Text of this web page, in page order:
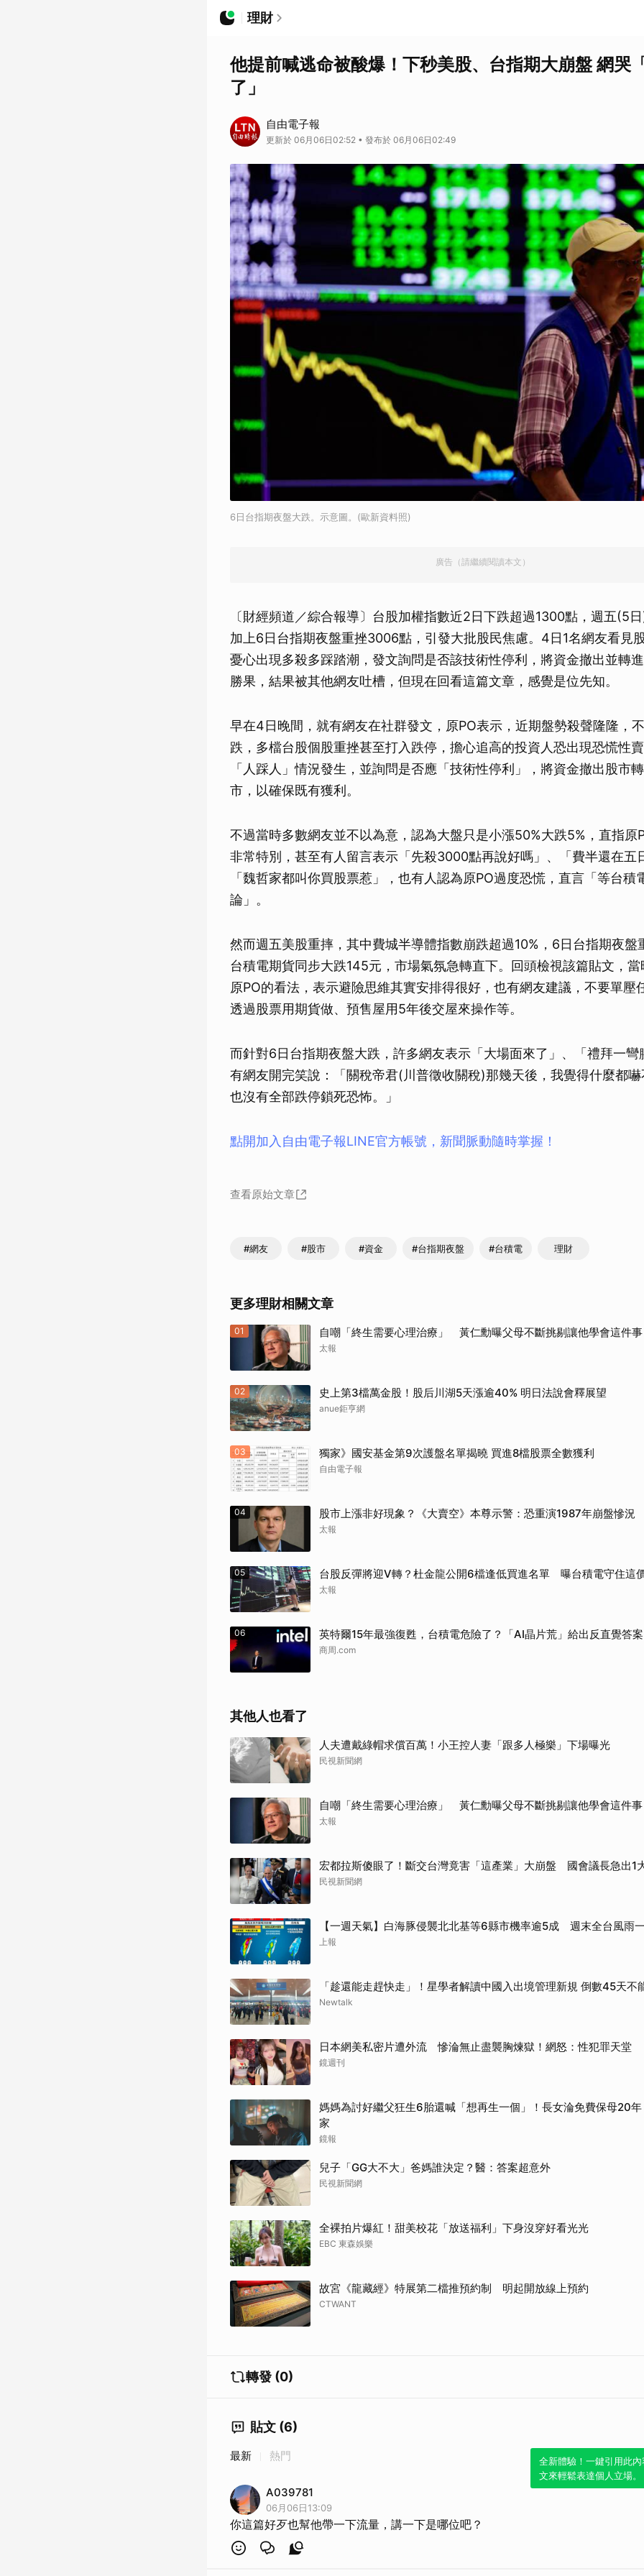
理財
他提前喊逃命被酸爆！下秒美股、台指期大崩盤 網哭
了」
自由電子報
更新於 06月06日02:52 • 發布於 06月06日02:49
6日台指期夜盤大跌。示意圖。(歐新資料照)
廣告（請繼續閱讀本文）
〔財經頻道／綜合報導〕台股加權指數近2日下跌超過1300點，週五(5
加上6日台指期夜盤重挫3006點，引發大批股民焦慮。4日1名網友看見
憂心出現多殺多踩踏潮，發文詢問是否該技術性停利，將資金撤出並轉
勝果，結果被其他網友吐槽，但現在回看這篇文章，感覺是位先知。
早在4日晚間，就有網友在社群發文，原PO表示，近期盤勢殺聲隆隆，
跌，多檔台股個股重挫甚至打入跌停，擔心追高的投資人恐出現恐慌性
「人踩人」情況發生，並詢問是否應「技術性停利」，將資金撤出股市
市，以確保既有獲利。
不過當時多數網友並不以為意，認為大盤只是小漲50%大跌5%，直指原
非常特別，甚至有人留言表示「先殺3000點再說好嗎」、「費半還在五
「魏哲家都叫你買股票惹」，也有人認為原PO過度恐慌，直言「等台積
論」。
然而週五美股重摔，其中費城半導體指數崩跌超過10%，6日台指期夜盤
台積電期貨同步大跌145元，市場氣氛急轉直下。回頭檢視該篇貼文，當
原PO的看法，表示避險思維其實安排得很好，也有網友建議，不要單壓
透過股票用期貨做、預售屋用5年後交屋來操作等。
而針對6日台指期夜盤大跌，許多網友表示「大場面來了」、「禮拜一彎
有網友開完笑說：「關稅帝君(川普徵收關稅)那幾天後，我覺得什麼都
也沒有全部跌停鎖死恐怖。」
點開加入自由電子報LINE官方帳號，新聞脈動隨時掌握！
查看原始文章
#網友 #股市 #資金 #台指期夜盤 #台積電 理財
更多理財相關文章
01 自嘲「終生需要心理治療」 黃仁勳曝父母不斷挑剔讓他學會這件事
太報
02 史上第3檔萬金股！股后川湖5天漲逾40% 明日法說會釋展望
anue鉅亨網
03 獨家》國安基金第9次護盤名單揭曉 買進8檔股票全數獲利
自由電子報
04 股市上漲非好現象？《大賣空》本尊示警：恐重演1987年崩盤慘況
太報
05 台股反彈將迎V轉？杜金龍公開6檔逢低買進名單 曝台積電守住這
太報
06 英特爾15年最強復甦，台積電危險了？「AI晶片荒」給出反直覺答案
商周.com
其他人也看了
人夫遭戴綠帽求償百萬！小王控人妻「跟多人極樂」下場曝光
民視新聞網
自嘲「終生需要心理治療」 黃仁勳曝父母不斷挑剔讓他學會這件事
太報
宏都拉斯傻眼了！斷交台灣竟害「這產業」大崩盤 國會議長急出1
民視新聞網
【一週天氣】白海豚侵襲北北基等6縣市機率逾5成 週末全台風雨
上報
「趁還能走趕快走」！星學者解讀中國入出境管理新規 倒數45天不
Newtalk
日本網美私密片遭外流 慘淪無止盡襲胸煉獄！網怒：性犯罪天堂
鏡週刊
媽媽為討好繼父狂生6胎還喊「想再生一個」！長女淪免費保母20
家
鏡報
兒子「GG大不大」爸媽誰決定？醫：答案超意外
民視新聞網
全裸拍片爆紅！甜美校花「放送福利」下身沒穿好看光光
EBC 東森娛樂
故宮《龍藏經》特展第二檔推預約制 明起開放線上預約
CTWANT
轉發 (0)
貼文 (6)
全新體驗！一鍵引用此
文來輕鬆表達個人立場。
最新 熱門
A039781
06月06日13:09
你這篇好歹也幫他帶一下流量，講一下是哪位吧？